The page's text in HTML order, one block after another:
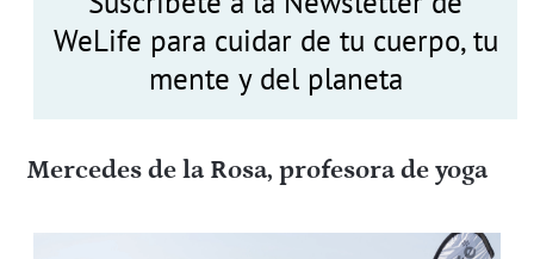
WeLife para cuidar de tu cuerpo, tu
mente y del planeta
Mercedes de la Rosa, profesora de yoga